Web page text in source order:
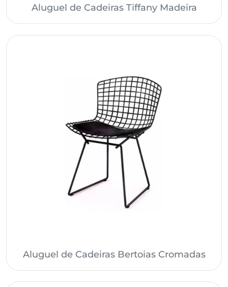
Aluguel de Cadeiras Tiffany Madeira
Aluguel de Cadeiras Bertoias Cromadas